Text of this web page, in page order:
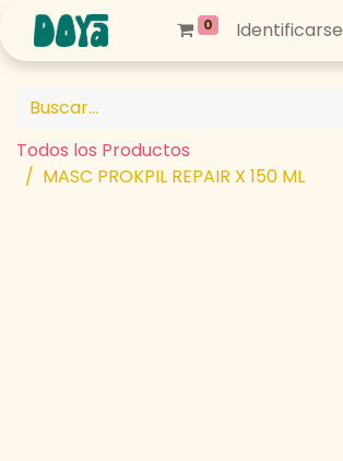
0 Identificarse
Todos los Productos
MASC PROKPIL REPAIR X 150 ML